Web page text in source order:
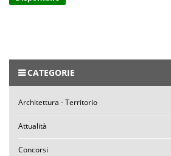
CATEGORIE
Architettura - Territorio
Attualità
Concorsi